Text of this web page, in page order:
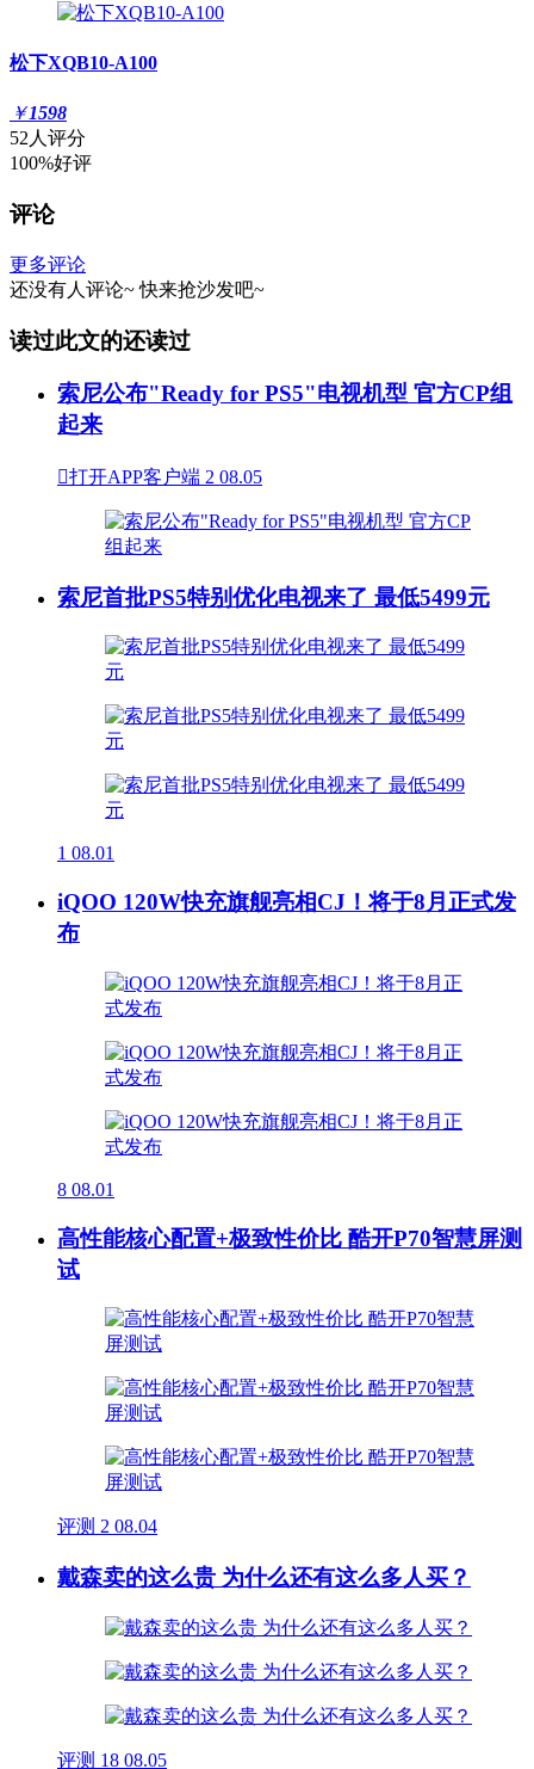
松下XQB10-A100
￥1598
52人评分
100%好评
评论
更多评论
还没有人评论~ 快来抢沙发吧~
读过此文的还读过
索尼公布"Ready for PS5"电视机型 官方CP组
起来
打开APP客户端 2 08.05
索尼首批PS5特别优化电视来了 最低5499元
1 08.01
iQOO 120W快充旗舰亮相CJ！将于8月正式发
布
8 08.01
高性能核心配置+极致性价比 酷开P70智慧屏测
试
评测 2 08.04
戴森卖的这么贵 为什么还有这么多人买？
评测 18 08.05